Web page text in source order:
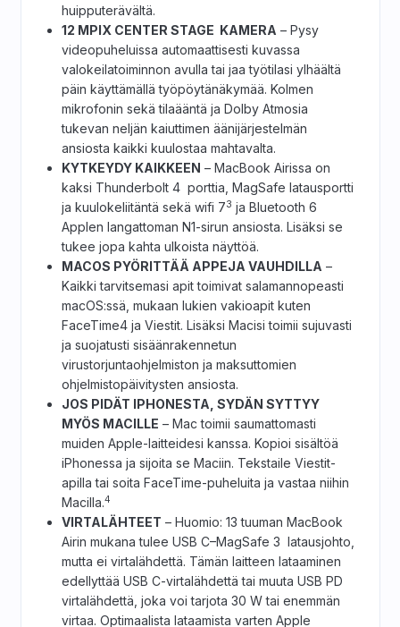
huipputerävältä.
12 MPIX CENTER STAGE KAMERA – Pysy
videopuheluissa automaattisesti kuvassa
valokeilatoiminnon avulla tai jaa työtilasi ylhäältä
päin käyttämällä työpöytänäkymää. Kolmen
mikrofonin sekä tilaääntä ja Dolby Atmosia
tukevan neljän kaiuttimen äänijärjestelmän
ansiosta kaikki kuulostaa mahtavalta.
KYTKEYDY KAIKKEEN – MacBook Airissa on
kaksi Thunderbolt 4 porttia, MagSafe latausportti
ja kuulokeliitäntä sekä wifi 73 ja Bluetooth 6
Applen langattoman N1-sirun ansiosta. Lisäksi se
tukee jopa kahta ulkoista näyttöä.
MACOS PYÖRITTÄÄ APPEJA VAUHDILLA –
Kaikki tarvitsemasi apit toimivat salamannopeasti
macOS:ssä, mukaan lukien vakioapit kuten
FaceTime4 ja Viestit. Lisäksi Macisi toimii sujuvasti
ja suojatusti sisäänrakennetun
virustorjuntaohjelmiston ja maksuttomien
ohjelmistopäivitysten ansiosta.
JOS PIDÄT IPHONESTA, SYDÄN SYTTYY
MYÖS MACILLE – Mac toimii saumattomasti
muiden Apple-laitteidesi kanssa. Kopioi sisältöä
iPhonessa ja sijoita se Maciin. Tekstaile Viestit-
apilla tai soita FaceTime-puheluita ja vastaa niihin
Macilla.4
VIRTALÄHTEET – Huomio: 13 tuuman MacBook
Airin mukana tulee USB C–MagSafe 3 latausjohto,
mutta ei virtalähdettä. Tämän laitteen lataaminen
edellyttää USB C-virtalähdettä tai muuta USB PD
virtalähdettä, joka voi tarjota 30 W tai enemmän
virtaa. Optimaalista lataamista varten Apple